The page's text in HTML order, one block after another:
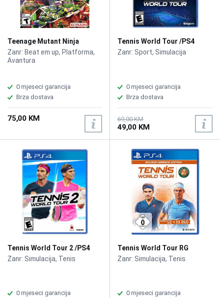
Teenage Mutant Ninja
Turtles: The Cowabunga
Collection /PS4
Zanr: Beat em up, Platforma,
Avantura
0 mjeseci garancija
Brza dostava
75,00 KM
Tennis World Tour /PS4
Zanr: Sport, Simulacija
0 mjeseci garancija
Brza dostava
69,00 KM
49,00 KM
Tennis World Tour 2 /PS4
Zanr: Simulacija, Tenis
0 mjeseci garancija
Tennis World Tour RG
Edition /PS4
Zanr: Simulacija, Tenis
0 mjeseci garancija